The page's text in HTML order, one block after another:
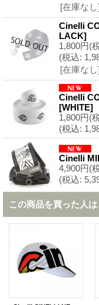
[在庫なし]
Cinelli
LACK]
1,800円(
(税込:
[在庫なし]
Cinelli
[WHITE]
1,800円(
(税込:
Cinelli
4,900円(
(税込:
この商品を買った人